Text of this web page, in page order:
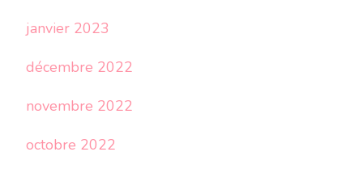
janvier 2023
décembre 2022
novembre 2022
octobre 2022